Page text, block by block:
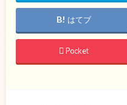
はてブ
Pocket